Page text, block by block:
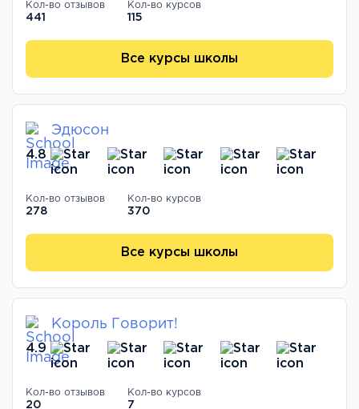
Кол-во отзывов
441
Кол-во курсов
115
Все курсы школы
Эдюсон
4.8
Кол-во отзывов
278
Кол-во курсов
370
Все курсы школы
Король Говорит!
4.9
Кол-во отзывов
20
Кол-во курсов
7